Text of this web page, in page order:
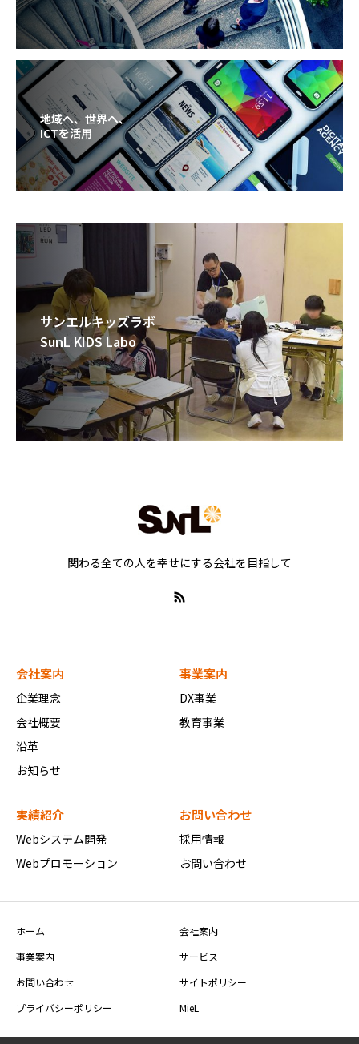
地域へ、世界へ、
ICTを活用
サンエルキッズラボ
SunL KIDS Labo
関わる全ての人を幸せにする会社を目指して
会社案内
企業理念
会社概要
沿革
お知らせ
事業案内
DX事業
教育事業
実績紹介
Webシステム開発
Webプロモーション
お問い合わせ
採用情報
お問い合わせ
ホーム
会社案内
事業案内
サービス
お問い合わせ
サイトポリシー
プライバシーポリシー
MieL